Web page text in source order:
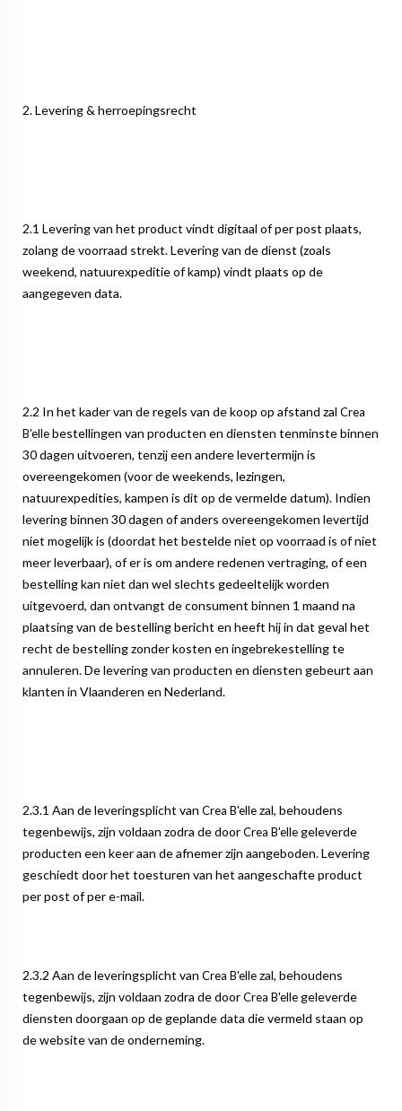
2. Levering & herroepingsrecht
2.1 Levering van het product vindt digitaal of per post plaats,
zolang de voorraad strekt. Levering van de dienst (zoals
weekend, natuurexpeditie of kamp) vindt plaats op de
aangegeven data.
2.2 In het kader van de regels van de koop op afstand zal Crea
B'ellebestellingen van producten en diensten tenminste binnen
30 dagen uitvoeren, tenzij een andere levertermijn is
overeengekomen (voor de weekends, lezingen,
natuurexpedities, kampen is dit op de vermelde datum). Indien
levering binnen 30 dagen of anders overeengekomen levertijd
niet mogelijk is (doordat het bestelde niet op voorraad is of niet
meer leverbaar), of er is om andere redenen vertraging, of een
bestelling kan niet dan wel slechts gedeeltelijk worden
uitgevoerd, dan ontvangt de consument binnen 1 maand na
plaatsing van de bestelling bericht en heeft hij in dat geval het
recht de bestelling zonder kosten en ingebrekestelling te
annuleren. De levering van producten en diensten gebeurt aan
klanten in Vlaanderen en Nederland.
2.3.1 Aan de leveringsplicht van Crea B'ellezal, behoudens
tegenbewijs, zijn voldaan zodra de doorCrea B'ellegeleverde
producten een keer aan de afnemer zijn aangeboden. Levering
geschiedt door het toesturen van het aangeschafte product
per post of per e-mail.
2.3.2 Aan de leveringsplicht van Crea B'ellezal, behoudens
tegenbewijs, zijn voldaan zodra de doorCrea B'ellegeleverde
diensten doorgaan op de geplande data die vermeld staan op
de website van de onderneming.